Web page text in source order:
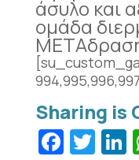
άσυλο και
ομάδα